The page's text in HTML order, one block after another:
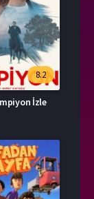
8.2
İzle